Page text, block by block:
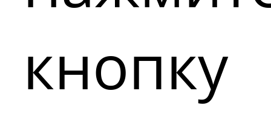
кнопку